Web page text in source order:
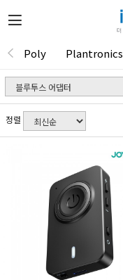
Poly Plantronics
정렬